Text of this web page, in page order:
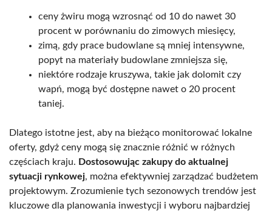
ceny żwiru mogą wzrosnąć od 10 do nawet 30
procent w porównaniu do zimowych miesięcy,
zimą, gdy prace budowlane są mniej intensywne,
popyt na materiały budowlane zmniejsza się,
niektóre rodzaje kruszywa, takie jak dolomit czy
wapń, mogą być dostępne nawet o 20 procent
taniej.
Dlatego istotne jest, aby na bieżąco monitorować lokalne
oferty, gdyż ceny mogą się znacznie różnić w różnych
częściach kraju. Dostosowując zakupy do aktualnej
sytuacji rynkowej, można efektywniej zarządzać budżetem
projektowym. Zrozumienie tych sezonowych trendów jest
kluczowe dla planowania inwestycji i wyboru najbardziej